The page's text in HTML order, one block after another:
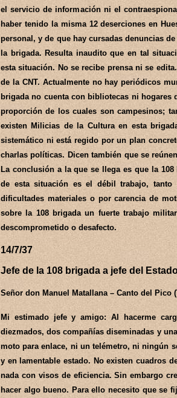
el servicio de información ni el
haber tenido la misma 12 deserciones en
personal, y de que hay cursadas denuncias
la brigada. Resulta inaudito que en tal
esta situación. No se recibe prensa ni se
de la CNT. Actualmente no hay periódicos
brigada no cuenta con bibliotecas ni hogares
proporción de los cuales son campesinos;
existen Milicias de la Cultura en esta
sistemático ni está regido por un plan
charlas políticas. Dicen también que se
La conclusión a la que se llega es que la
de esta situación es el débil trabajo,
dificultades materiales o por carencia de
sobre la 108 brigada un fuerte trabajo
descomprometido o desafecto.
14/7/37
Jefe de la 108 brigada a jefe del
Señor don Manuel Matallana – Canto del Pico
Mi estimado jefe y amigo: Al hacerme
diezmados, dos compañías diseminadas y
moto para enlace, ni un telémetro, ni ningún
y en lamentable estado. No existen cuadros
nada con visos de eficiencia. Sin embargo
hacer algo bueno. Para ello necesito que se